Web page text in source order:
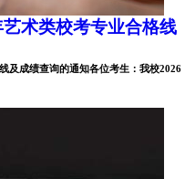
术类校考专业合格线
及成绩查询的通知各位考生：我校2026